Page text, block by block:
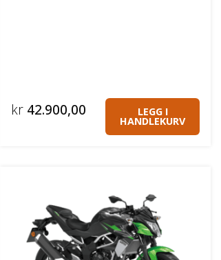
kr 42.900,00 LEGG I
HANDLEKURV